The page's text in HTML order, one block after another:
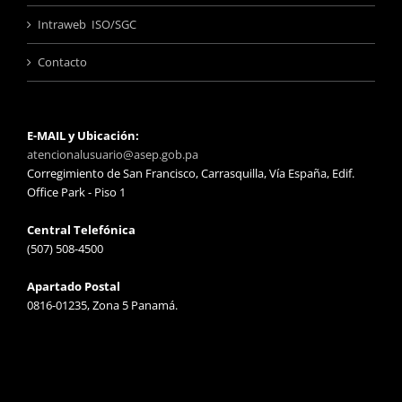
Intraweb ISO/SGC
Contacto
E-MAIL y Ubicación:
atencionalusuario@asep.gob.pa
Corregimiento de San Francisco, Carrasquilla, Vía España, Edif.
Office Park - Piso 1
Central Telefónica
(507) 508-4500
Apartado Postal
0816-01235, Zona 5 Panamá.